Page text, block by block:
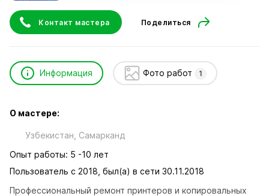
Контакт мастера Поделиться
Информация Фото работ 1
О мастере:
Узбекистан, Самарканд
Опыт работы: 5 -10 лет
Пользователь с 2018, был(а) в сети 30.11.2018
Профессиональный ремонт принтеров и копировальных